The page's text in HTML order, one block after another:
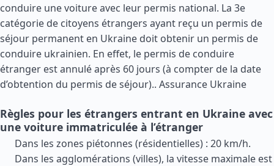
conduire une voiture avec leur permis national. La 3e
catégorie de citoyens étrangers ayant reçu un permis de
séjour permanent en Ukraine doit obtenir un permis de
conduire ukrainien. En effet, le permis de conduire
étranger est annulé après 60 jours (à compter de la date
d’obtention du permis de séjour).. Assurance Ukraine
Règles pour les étrangers entrant en Ukraine avec
une voiture immatriculée à l’étranger
Dans les zones piétonnes (résidentielles) : 20 km/h.
Dans les agglomérations (villes), la vitesse maximale est